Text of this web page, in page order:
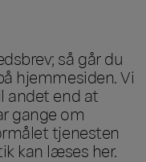
så går du
hjemmesiden. Vi
andet end at
gange om
tjenesten
kan læses her.